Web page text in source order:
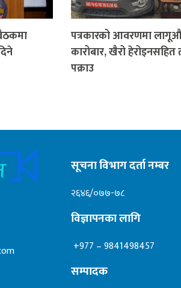
पत्रकारको आवरणमा
कारोबार, खैरो हेरोइनसहित
पक्राउ
सूचना विभाग दर्ता नम्बर
२६४६/०७७-७८
विज्ञापनका लागि
+977 – 9841498457
सम्पादक